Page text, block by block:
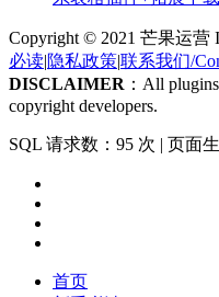
Copyright © 2021 芒果运营
必读|隐私政策|联系我们/
DISCLAIMER ：All
copyright developers.
SQL 请求数：95 次 | 页面
首页